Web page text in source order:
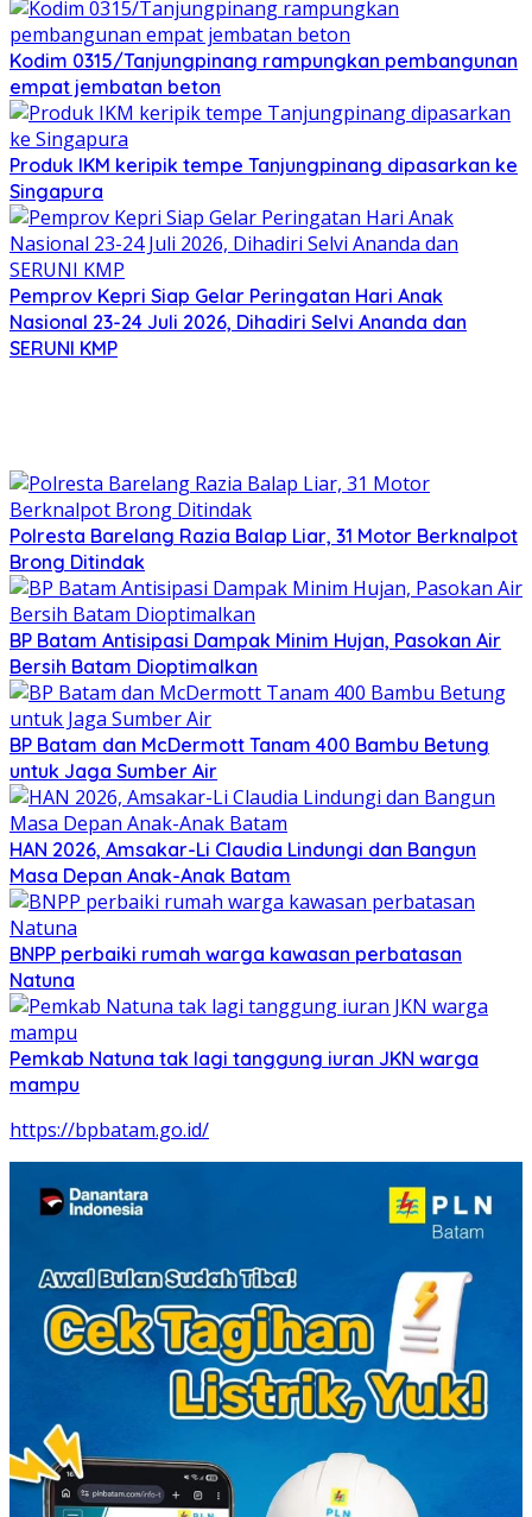
Kodim 0315/Tanjungpinang rampungkan pembangunan
empat jembatan beton
Produk IKM keripik tempe Tanjungpinang dipasarkan ke
Singapura
Pemprov Kepri Siap Gelar Peringatan Hari Anak
Nasional 23-24 Juli 2026, Dihadiri Selvi Ananda dan
SERUNI KMP
Polresta Barelang Razia Balap Liar, 31 Motor Berknalpot
Brong Ditindak
BP Batam Antisipasi Dampak Minim Hujan, Pasokan Air
Bersih Batam Dioptimalkan
BP Batam dan McDermott Tanam 400 Bambu Betung
untuk Jaga Sumber Air
HAN 2026, Amsakar-Li Claudia Lindungi dan Bangun
Masa Depan Anak-Anak Batam
BNPP perbaiki rumah warga kawasan perbatasan
Natuna
Pemkab Natuna tak lagi tanggung iuran JKN warga
mampu
https://bpbatam.go.id/